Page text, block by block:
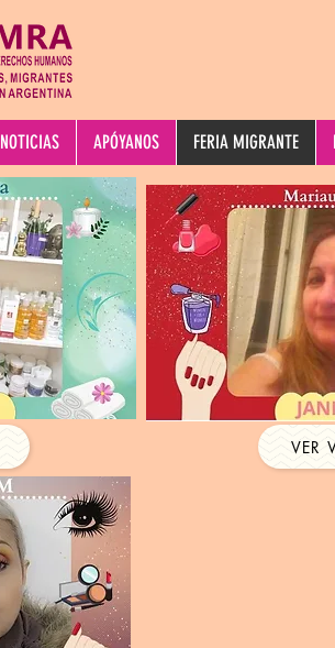
NOTICIAS APÓYANOS FERIA MIGRANTE
VER